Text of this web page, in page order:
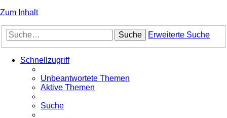
Zum Inhalt
Suche Erweiterte Suche
Schnellzugriff
Unbeantwortete Themen
Aktive Themen
Suche